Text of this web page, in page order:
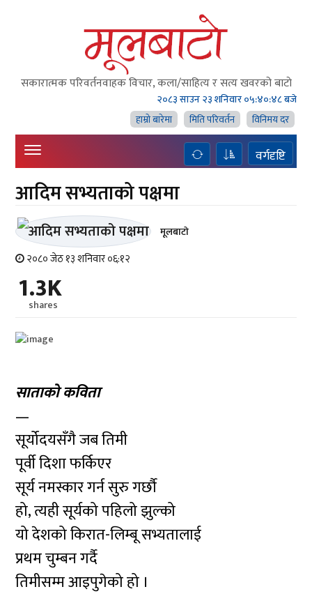
सकारात्मक परिवर्तनवाहक विचार, कला/साहित्य र सत्य खवरको बाटाे
२०८३ साउन २३ शनिवार०५:४०:४९ बजे
हाम्राे बारेमा
मिति परिवर्तन विनिमय दर
वर्गदृष्टि
आदिम सभ्यताको पक्षमा
मूलबाटाे
२०८० जेठ १३ शनिवार ०६:१२
1.3K
shares
साताको कविता
—
सूर्योदयसँगै जब तिमी
पूर्वी दिशा फर्किएर
सूर्य नमस्कार गर्न सुरु गर्छौ
हो, त्यही सूर्यको पहिलो झुल्को
यो देशको किरात-लिम्बू सभ्यतालाई
प्रथम चुम्बन गर्दै
तिमीसम्म आइपुगेको हो ।